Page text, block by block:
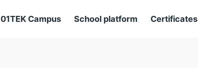
01TEK Campus School platform Certificates